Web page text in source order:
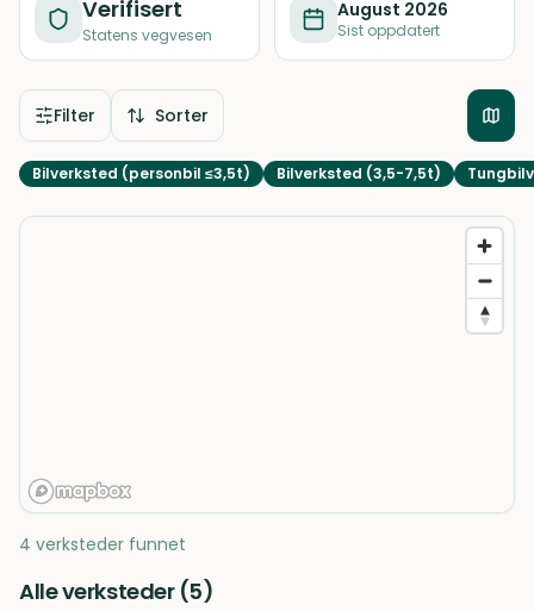
Verifisert
Statens vegvesen
August 2026
Sist oppdatert
Filter Sorter
Bilverksted (personbil ≤3,5t) Bilverksted (3,5-7,5t)
4 verksteder funnet
Alle verksteder (5)